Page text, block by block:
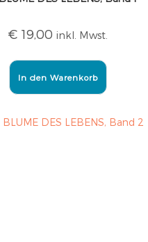
€ 19,00 inkl. Mwst.
In den Warenkorb